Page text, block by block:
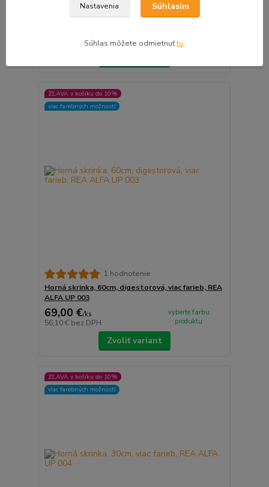
Horná skrinka, 60cm, výklopná, viac farieb, REA
bez DPH
ZĽAVA v košíku do 10%
viac farebných možností
1 hodnotenie
Horná skrinka, 60cm, digestorová, viac farieb, REA
ALFA UP 003
69,00 €/ks
56,10 € bez DPH
vyberte farbu
produktu
Zvoliť variant
ZĽAVA v košíku do 10%
viac farebných možností
Nastavenia Súhlasím
Súhlas môžete odmietnuťtu.